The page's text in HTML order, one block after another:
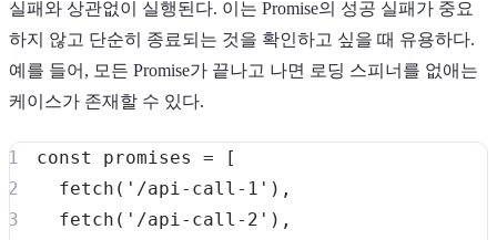
실패와 상관없이 실행된다. 이는 Promise의 성공 실패가 중요
하지 않고 단순히 종료되는 것을 확인하고 싶을 때 유용하다.
예를 들어, 모든 Promise가 끝나고 나면 로딩 스피너를 없애는
케이스가 존재할 수 있다.
const promises =
[
fetch ( '/api-call-1' ) ,
fetch ( '/api-call-2' ) ,